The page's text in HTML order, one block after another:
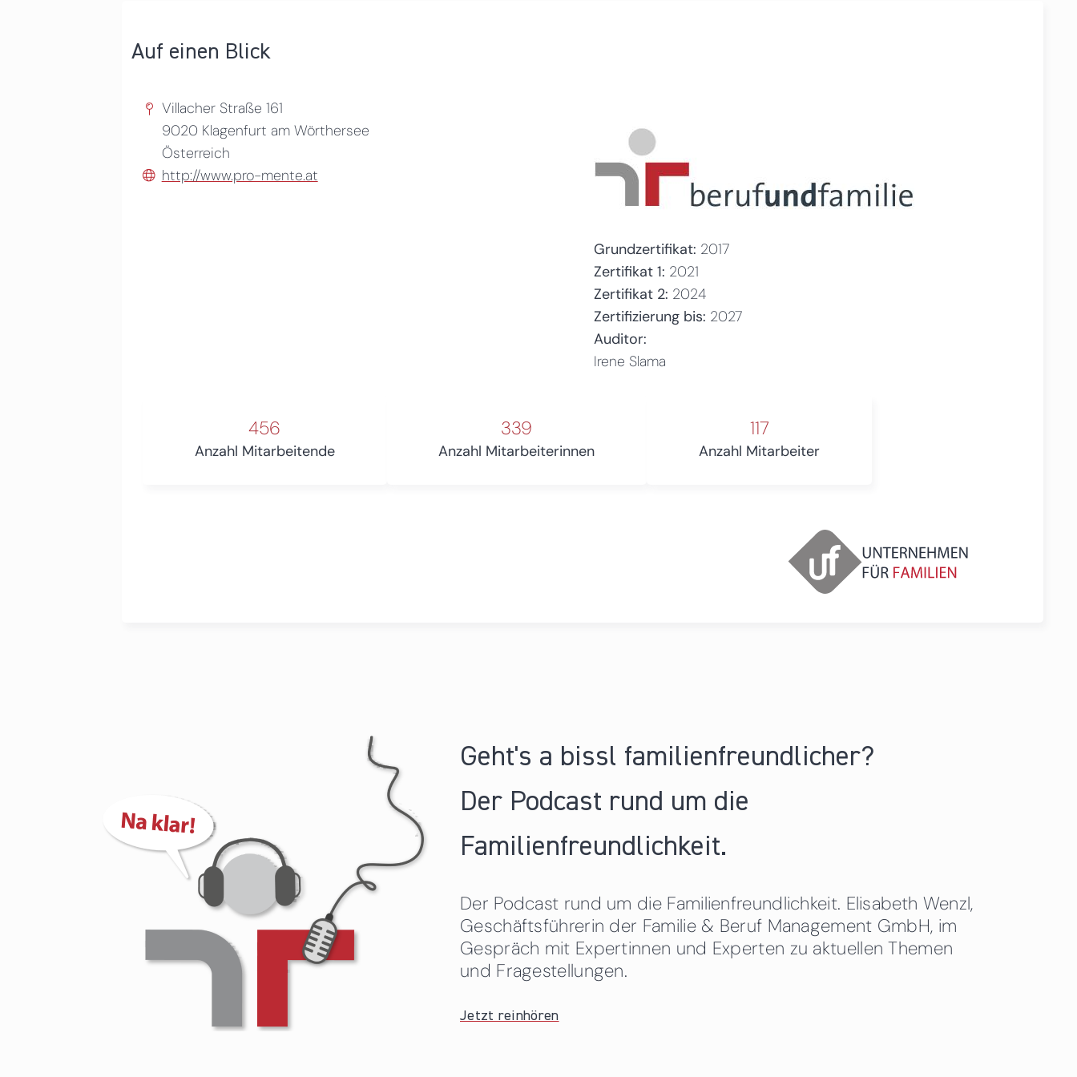
Auf einen Blick
Villacher Straße 161
9020 Klagenfurt am Wörthersee
Österreich
http://www.pro-mente.at
Grundzertifikat: 2017
Zertifikat 1: 2021
Zertifikat 2: 2024
Zertifizierung bis: 2027
Auditor:
Irene Slama
456
Anzahl Mitarbeitende
339
Anzahl Mitarbeiterinnen
117
Anzahl Mitarbeiter
Geht's a bissl familienfreundlicher?
Der Podcast rund um die
Familienfreundlichkeit.
Der Podcast rund um die Familienfreundlichkeit. Elisabeth Wenzl,
Geschäftsführerin der Familie & Beruf Management GmbH, im
Gespräch mit Expertinnen und Experten zu aktuellen Themen
und Fragestellungen.
Jetzt reinhören